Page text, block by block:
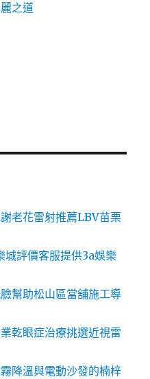
之道
老花雷射推薦LBV苗栗
評價客服提供3a娛樂
幫助松山區當舖施工導
乾眼症治療挑選近視雷
降溫與電動沙發的楠梓